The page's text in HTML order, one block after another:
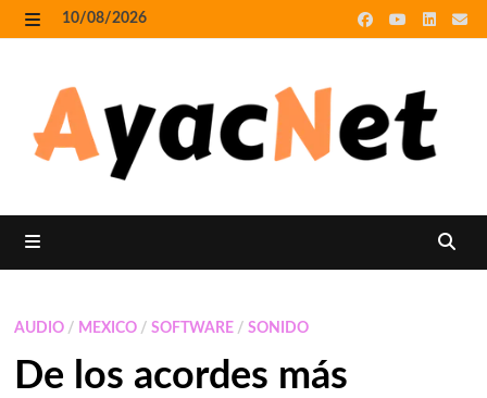
Skip
to
10/08/2026
AUDIO/ MEXICO/ SOFTWARE/ SONIDO
De los acordes más